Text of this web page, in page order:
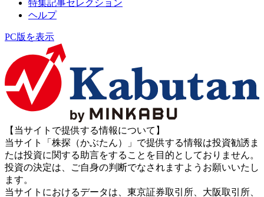
特集記事セレクション
ヘルプ
PC版を表示
【当サイトで提供する情報について】
当サイト「株探（かぶたん）」で提供する情報は投資勧誘ま
たは投資に関する助言をすることを目的としておりません。
投資の決定は、ご自身の判断でなされますようお願いいたし
ます。
当サイトにおけるデータは、東京証券取引所、大阪取引所、